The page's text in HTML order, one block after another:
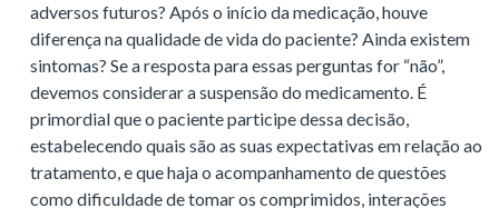
adversos futuros? Após o início da medicação, houve
diferença na qualidade de vida do paciente? Ainda existem
sintomas? Se a resposta para essas perguntas for “não”,
devemos considerar a suspensão do medicamento. É
primordial que o paciente participe dessa decisão,
estabelecendo quais são as suas expectativas em relação ao
tratamento, e que haja o acompanhamento de questões
como dificuldade de tomar os comprimidos, interações